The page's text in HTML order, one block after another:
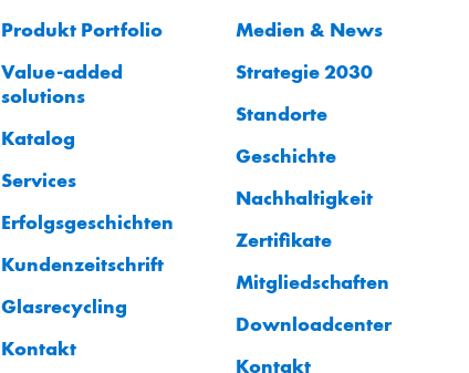
Produkt Portfolio
Value-added
solutions
Katalog
Services
Erfolgsgeschichten
Kundenzeitschrift
Glasrecycling
Kontakt
Medien & News
Strategie 2030
Standorte
Geschichte
Nachhaltigkeit
Zertifikate
Mitgliedschaften
Downloadcenter
Kontakt